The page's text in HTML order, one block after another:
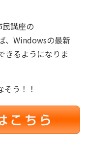
講座の
、Windowsの最新
きるようになりま
う！！